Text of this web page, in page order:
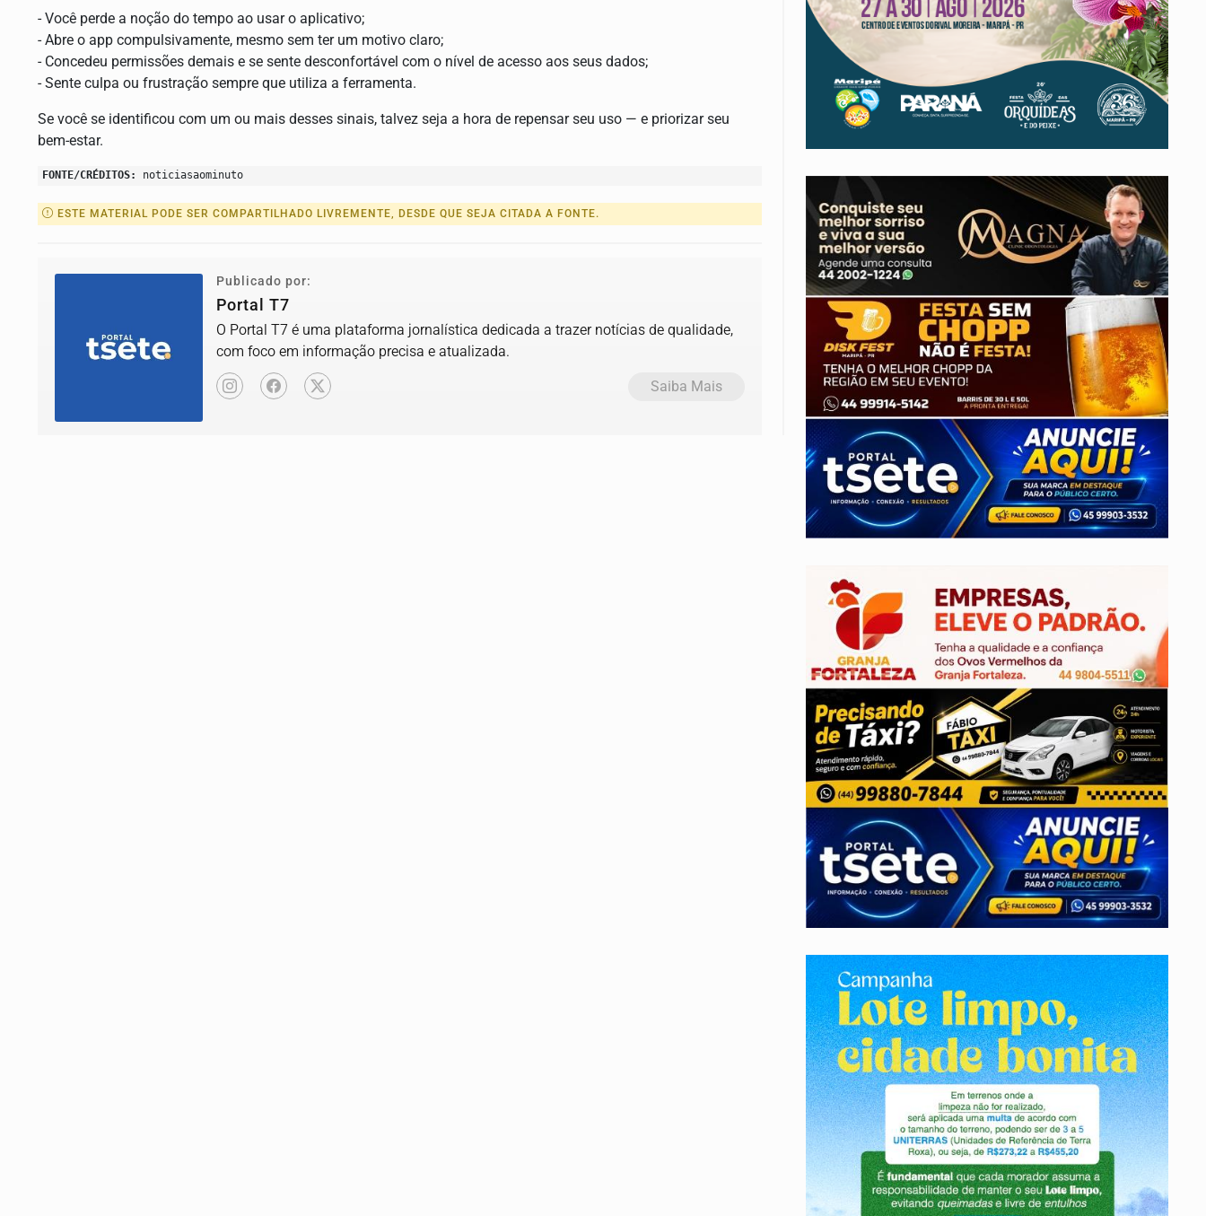
- Você perde a noção do tempo ao usar o aplicativo;
- Abre o app compulsivamente, mesmo sem ter um motivo claro;
- Concedeu permissões demais e se sente desconfortável com o nível de acesso aos seus dados;
- Sente culpa ou frustração sempre que utiliza a ferramenta.
Se você se identificou com um ou mais desses sinais, talvez seja a hora de repensar seu uso — e priorizar seu
bem-estar.
FONTE/CRÉDITOS: noticiasaominuto
ESTE MATERIAL PODE SER COMPARTILHADO LIVREMENTE, DESDE QUE SEJA CITADA A FONTE.
Publicado por:
Portal T7
O Portal T7 é uma plataforma jornalística dedicada a trazer notícias de qualidade,
com foco em informação precisa e atualizada.
Saiba Mais